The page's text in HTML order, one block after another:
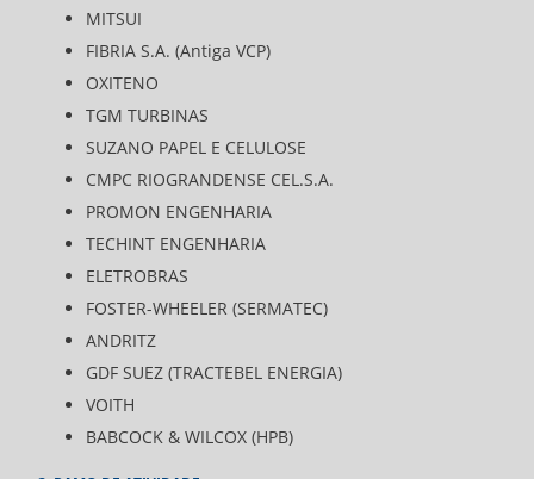
MITSUI
FIBRIA S.A. (Antiga VCP)
OXITENO
TGM TURBINAS
SUZANO PAPEL E CELULOSE
CMPC RIOGRANDENSE CEL.S.A.
PROMON ENGENHARIA
TECHINT ENGENHARIA
ELETROBRAS
FOSTER-WHEELER (SERMATEC)
ANDRITZ
GDF SUEZ (TRACTEBEL ENERGIA)
VOITH
BABCOCK & WILCOX (HPB)